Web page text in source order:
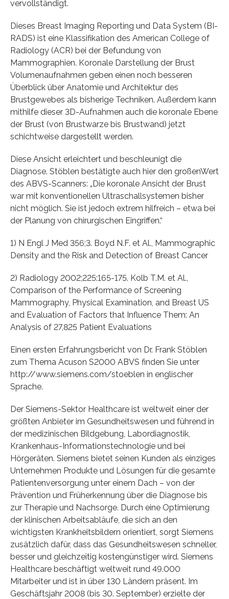
vervollständigt.
Dieses Breast Imaging Reporting und Data System (BI-
RADS) ist eine Klassifikation des American College of
Radiology (ACR) bei der Befundung von
Mammographien. Koronale Darstellung der Brust
Volumenaufnahmen geben einen noch besseren
Überblick über Anatomie und Architektur des
Brustgewebes als bisherige Techniken. Außerdem kann
mithilfe dieser 3D-Aufnahmen auch die koronale Ebene
der Brust (von Brustwarze bis Brustwand) jetzt
schichtweise dargestellt werden.
Diese Ansicht erleichtert und beschleunigt die
Diagnose. Stöblen bestätigte auch hier den großenWert
des ABVS-Scanners: „Die koronale Ansicht der Brust
war mit konventionellen Ultraschallsystemen bisher
nicht möglich. Sie ist jedoch extrem hilfreich – etwa bei
der Planung von chirurgischen Eingriffen.“
1) N Engl J Med 356;3. Boyd N.F. et Al., Mammographic
Density and the Risk and Detection of Breast Cancer
2) Radiology 2002;225:165-175. Kolb T.M. et Al.,
Comparison of the Performance of Screening
Mammography, Physical Examination, and Breast US
and Evaluation of Factors that Influence Them: An
Analysis of 27,825 Patient Evaluations
Einen ersten Erfahrungsbericht von Dr. Frank Stöblen
zum Thema Acuson S2000 ABVS finden Sie unter
http://www.siemens.com/stoeblen in englischer
Sprache.
Der Siemens-Sektor Healthcare ist weltweit einer der
größten Anbieter im Gesundheitswesen und führend in
der medizinischen Bildgebung, Labordiagnostik,
Krankenhaus-Informationstechnologie und bei
Hörgeräten. Siemens bietet seinen Kunden als einziges
Unternehmen Produkte und Lösungen für die gesamte
Patientenversorgung unter einem Dach – von der
Prävention und Früherkennung über die Diagnose bis
zur Therapie und Nachsorge. Durch eine Optimierung
der klinischen Arbeitsabläufe, die sich an den
wichtigsten Krankheitsbildern orientiert, sorgt Siemens
zusätzlich dafür, dass das Gesundheitswesen schneller,
besser und gleichzeitig kostengünstiger wird. Siemens
Healthcare beschäftigt weltweit rund 49.000
Mitarbeiter und ist in über 130 Ländern präsent. Im
Geschäftsjahr 2008 (bis 30. September) erzielte der